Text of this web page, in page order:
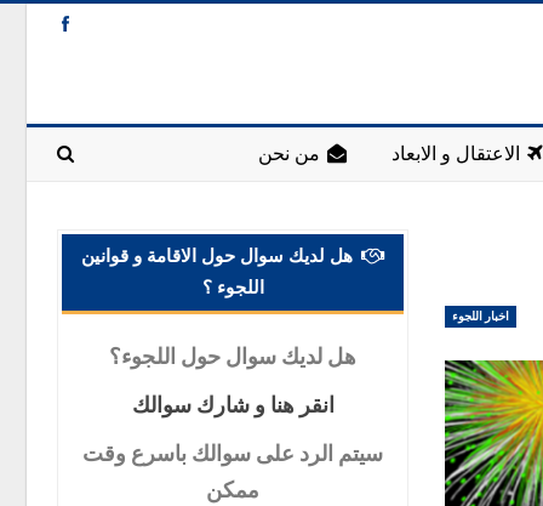
الاعتقال و الابعاد من نحن
اخبار اللجوء
هل لديك سوال حول الاقامة و قوانين
اللجوء ؟
هل لديك سوال حول اللجوء؟
انقر هنا و شارك سوالك
سيتم الرد على سوالك باسرع وقت
ممكن